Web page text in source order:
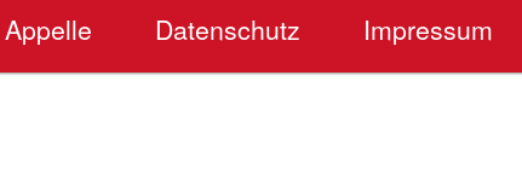
Datenschutz Impressum